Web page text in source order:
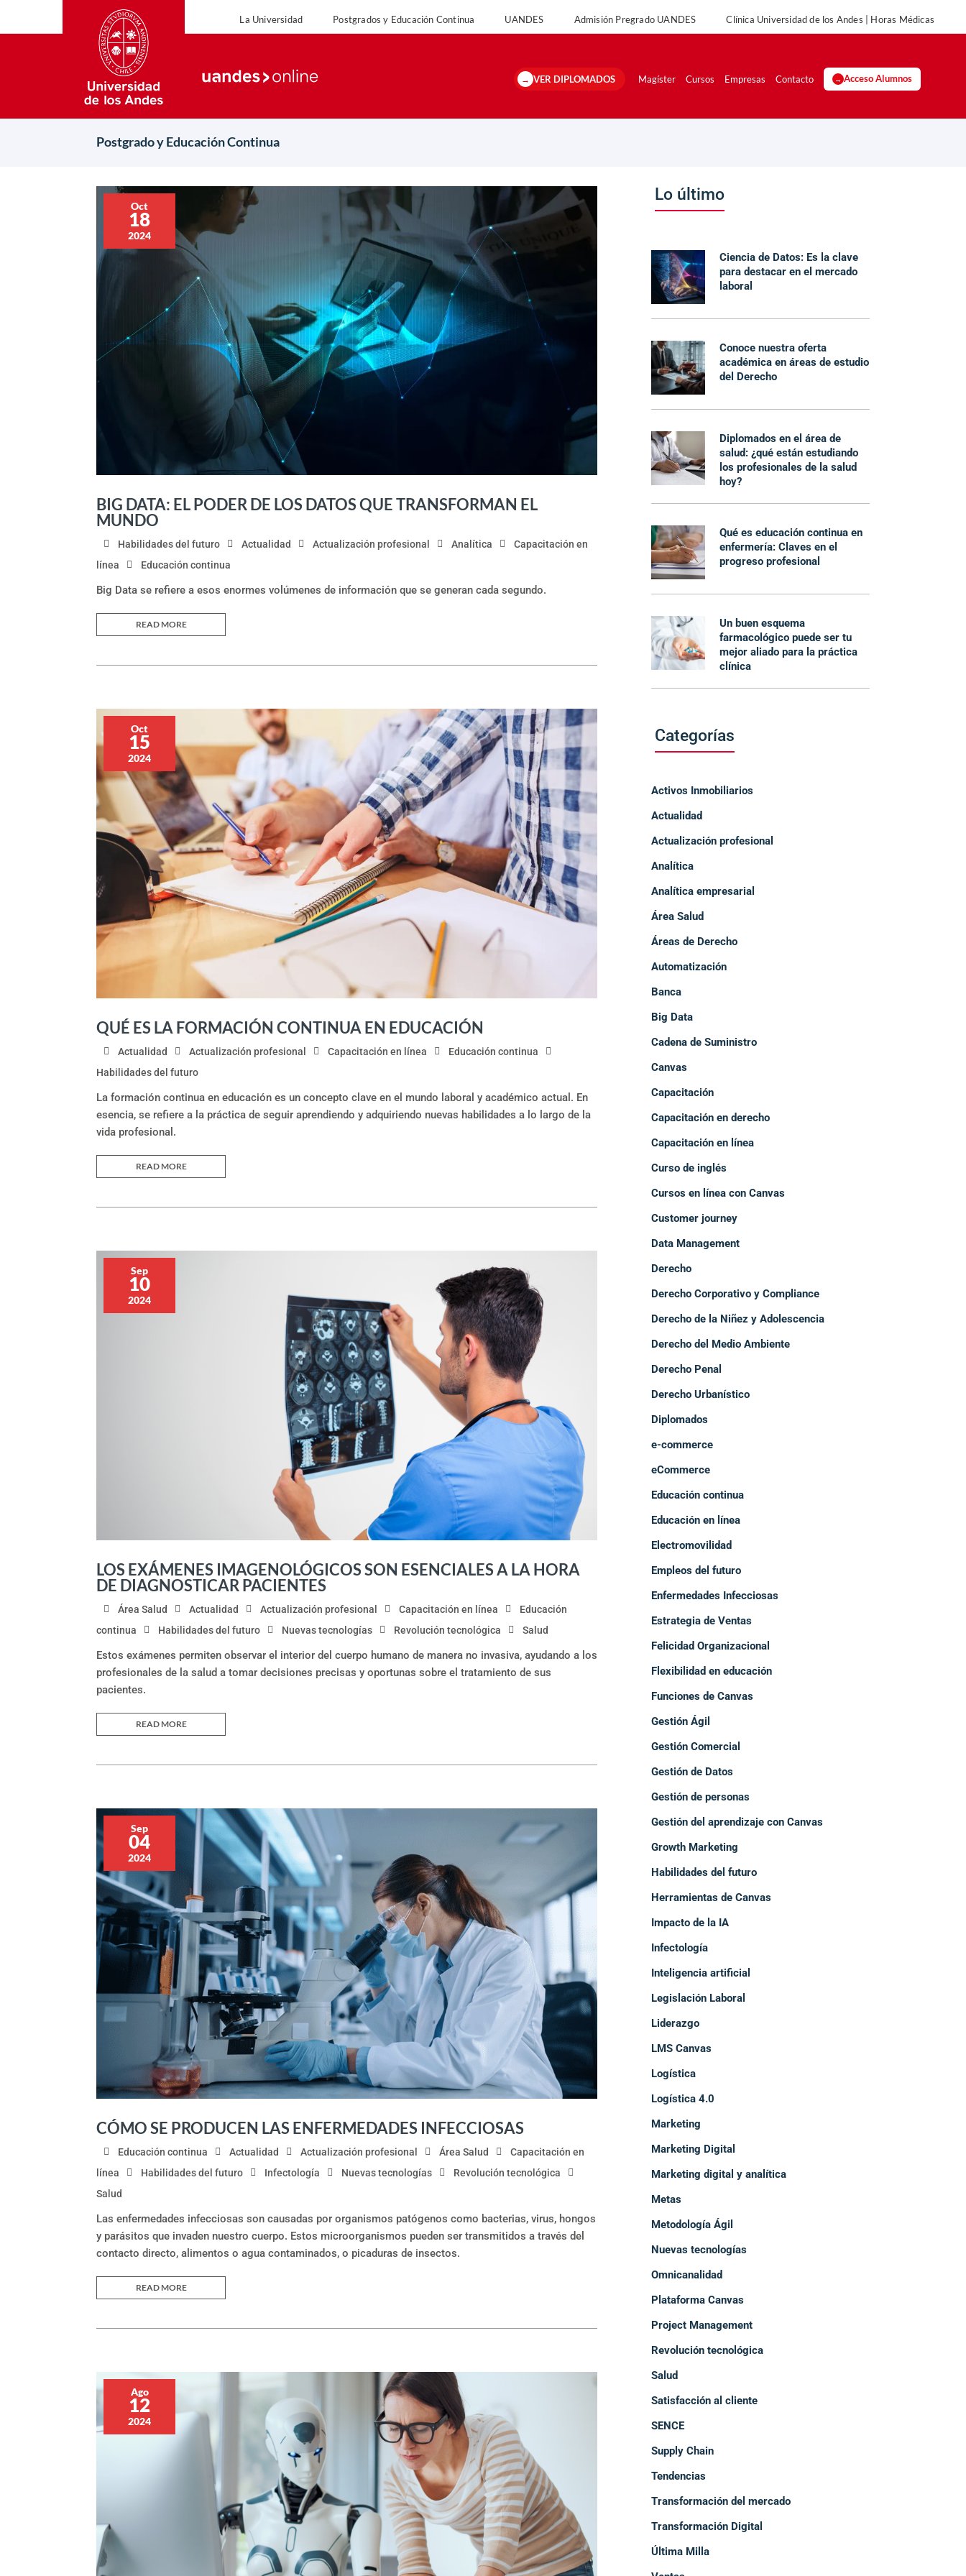
VER DIPLOMADOS Magíster Cursos Empresas Contacto Acceso Alumnos
La Universidad Postgrados y Educación Continua UANDES Admisión Pregrado UANDES Clínica Universidad de los Andes | Horas Médicas
Postgrado y Educación Continua
BIG DATA: EL PODER DE LOS DATOS QUE TRANSFORMAN EL
MUNDO
Habilidades del futuro Actualidad Actualización profesional Analítica
Capacitación en
línea
Educación continua
Big Data se refiere a esos enormes volúmenes de información que se generan cada segundo.
READ MORE
Oct
18
2024
QUÉ ES LA FORMACIÓN CONTINUA EN EDUCACIÓN
Actualidad Actualización profesional Capacitación en línea
Educación continua
Habilidades del futuro
La formación continua en educación es un concepto clave en el mundo laboral y académico actual. En
esencia, se refiere a la práctica de seguir aprendiendo y adquiriendo nuevas habilidades a lo largo de la
vida profesional.
READ MORE
Oct
15
2024
LOS EXÁMENES IMAGENOLÓGICOS SON ESENCIALES A LA HORA
DE DIAGNOSTICAR PACIENTES
Área Salud Actualidad Actualización profesional Capacitación en línea
Educación
continua
Habilidades del futuro Nuevas tecnologías Revolución tecnológica Salud
Estos exámenes permiten observar el interior del cuerpo humano de manera no invasiva, ayudando a los
profesionales de la salud a tomar decisiones precisas y oportunas sobre el tratamiento de sus
pacientes.
READ MORE
Sep
10
2024
CÓMO SE PRODUCEN LAS ENFERMEDADES INFECCIOSAS
Educación continua Actualidad Actualización profesional Área Salud
Capacitación en
línea
Habilidades del futuro Infectología Nuevas tecnologías
Revolución tecnológica
Salud
Las enfermedades infecciosas son causadas por organismos patógenos como bacterias, virus, hongos
y parásitos que invaden nuestro cuerpo. Estos microorganismos pueden ser transmitidos a través del
contacto directo, alimentos o agua contaminados, o picaduras de insectos.
READ MORE
Sep
04
2024
Ago
12
2024
Lo último
Ciencia de Datos: Es la clave
para destacar en el mercado
laboral
Conoce nuestra oferta
académica en áreas de estudio
del Derecho
Diplomados en el área de
salud: ¿qué están estudiando
los profesionales de la salud
hoy?
Qué es educación continua en
enfermería: Claves en el
progreso profesional
Un buen esquema
farmacológico puede ser tu
mejor aliado para la práctica
clínica
Categorías
Activos Inmobiliarios
Actualidad
Actualización profesional
Analítica
Analítica empresarial
Área Salud
Áreas de Derecho
Automatización
Banca
Big Data
Cadena de Suministro
Canvas
Capacitación
Capacitación en derecho
Capacitación en línea
Curso de inglés
Cursos en línea con Canvas
Customer journey
Data Management
Derecho
Derecho Corporativo y Compliance
Derecho de la Niñez y Adolescencia
Derecho del Medio Ambiente
Derecho Penal
Derecho Urbanístico
Diplomados
e-commerce
eCommerce
Educación continua
Educación en línea
Electromovilidad
Empleos del futuro
Enfermedades Infecciosas
Estrategia de Ventas
Felicidad Organizacional
Flexibilidad en educación
Funciones de Canvas
Gestión Ágil
Gestión Comercial
Gestión de Datos
Gestión de personas
Gestión del aprendizaje con Canvas
Growth Marketing
Habilidades del futuro
Herramientas de Canvas
Impacto de la IA
Infectología
Inteligencia artificial
Legislación Laboral
Liderazgo
LMS Canvas
Logística
Logística 4.0
Marketing
Marketing Digital
Marketing digital y analítica
Metas
Metodología Ágil
Nuevas tecnologías
Omnicanalidad
Plataforma Canvas
Project Management
Revolución tecnológica
Salud
Satisfacción al cliente
SENCE
Supply Chain
Tendencias
Transformación del mercado
Transformación Digital
Última Milla